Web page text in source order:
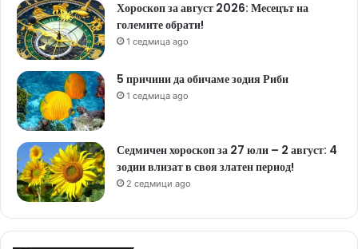
Хороскоп за август 2026: Месецът на
големите обрати!
1 седмица ago
5 причини да обичаме зодия Риби
1 седмица ago
Седмичен хороскоп за 27 юли – 2 август: 4
зодии влизат в своя златен период!
2 седмици ago